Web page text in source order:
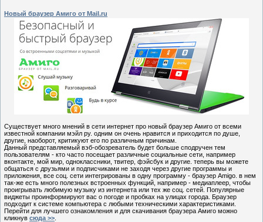
Новый браузер Амиго от Mail.ru
Существует много мнений в сети интернет про новый браузер Амиго от всеми
известной компании мэйл ру. одним он очень нравится и приходится по душе,
другие, наоборот, критикуют его по различным причинам.
Данный представляемый вэб-обозреватель будет больше сподручен тем
пользователям - кто часто посещает различные социальные сети, например
вконтакте, мой мир, одноклассники, твитер, фэйсбук и другие. теперь вы можете
общаться с друзьями и подписчиками не заходя через другие программы и
приложения, все соц. сети интегрированы в одну программу - браузер Amigo. в нем
так-же есть много полезных встроенных функций, например - медиаплеер, чтобы
проигрывать любимую музыку из интернета или тех же соц. сетей. Популярные
виджеты проинформируют вас о погоде и пробках на улицах города. Браузер
подходит к системе компьютера с любыми техническими характеристиками.
Перейти для лучшего ознакомления и для скачивания браузера Амиго можно
кликнув сюда >>